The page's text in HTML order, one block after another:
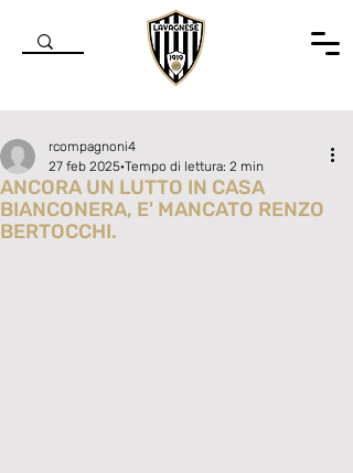
ANCORA UN LUTTO IN CASA
BIANCONERA, E' MANCATO RENZO
BERTOCCHI.
rcompagnoni4
27 feb 2025 Tempo di lettura: 2 min